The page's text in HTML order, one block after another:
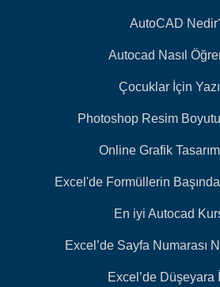
AutoCAD
Autocad Nasıl
Çocuklar İçin
Photoshop Resim
Online Grafik
Excel'de Formüllerin
En iyi Autocad
Excel’de Sayfa Numarası
Excel’de Düşeyara